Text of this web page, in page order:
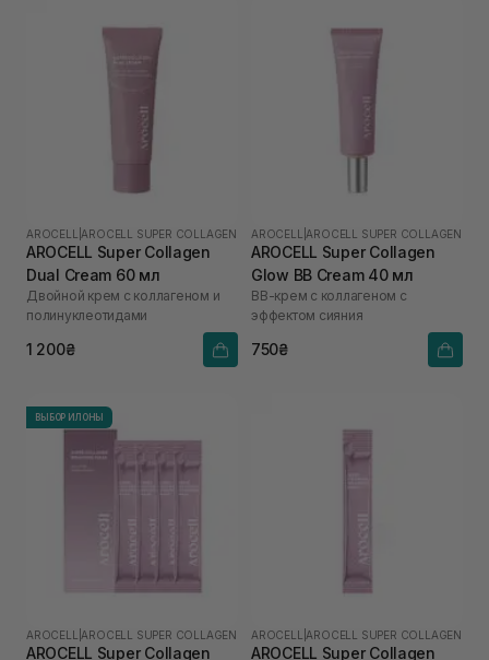
AROCELL AROCELL SUPER COLLAGEN
AROCELL Super Collagen
Dual Cream 60 мл
Двойной крем с коллагеном и
полинуклеотидами
1 200₴
AROCELL AROCELL SUPER COLLAGEN
AROCELL Super Collagen
Glow BB Cream 40 мл
ВВ-крем с коллагеном с
эффектом сияния
750₴
ВЫБОР ИЛОНЫ
AROCELL AROCELL SUPER COLLAGEN
AROCELL Super Collagen
AROCELL AROCELL SUPER COLLAGEN
AROCELL Super Collagen